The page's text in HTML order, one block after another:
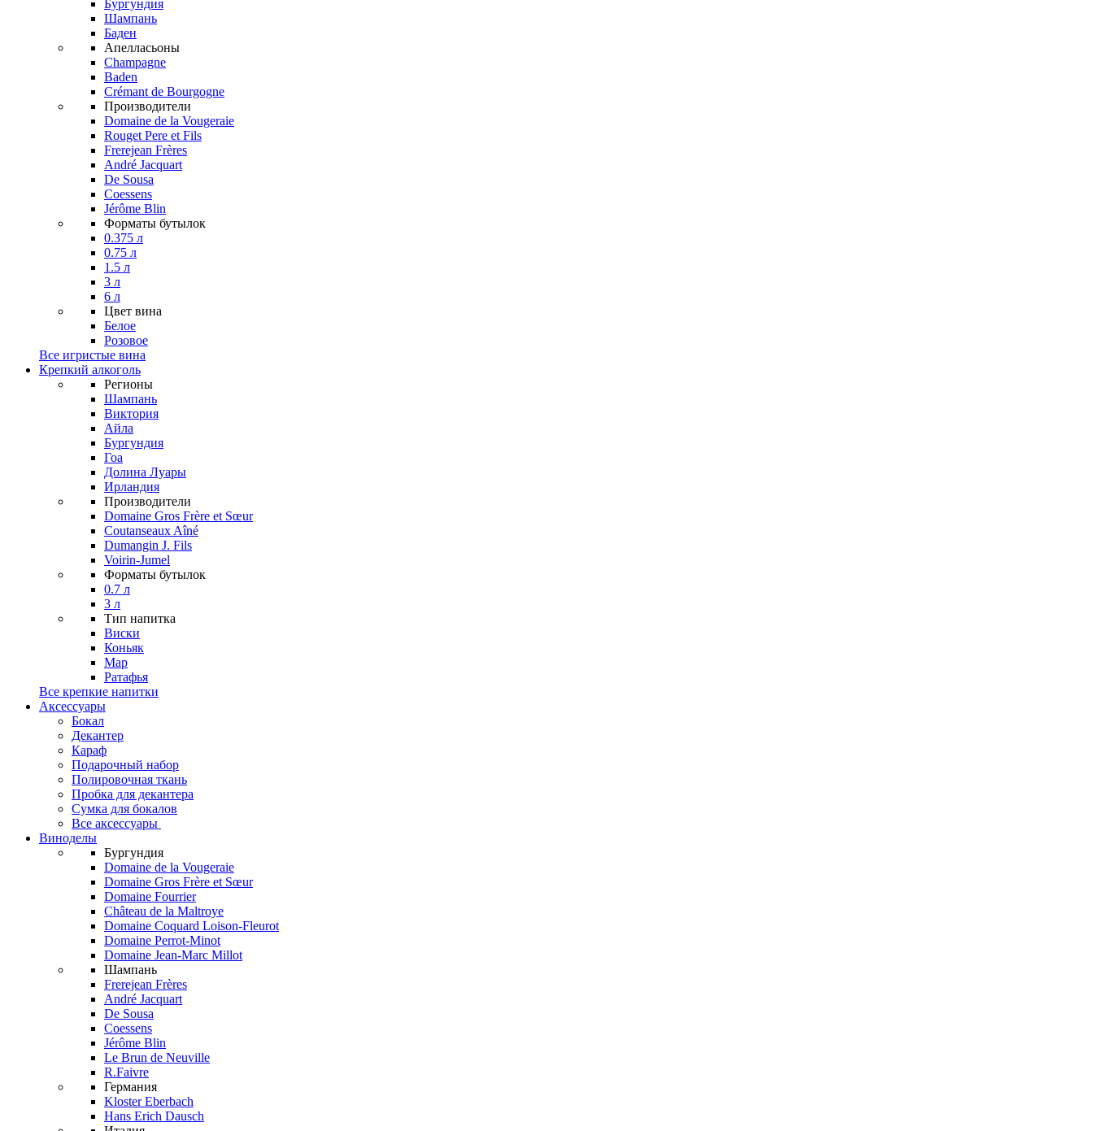
Бургундия
Шампань
Баден
Апелласьоны
Champagne
Baden
Crémant de Bourgogne
Производители
Domaine de la Vougeraie
Rouget Pere et Fils
Frerejean Frères
André Jacquart
De Sousa
Coessens
Jérôme Blin
Форматы бутылок
0.375 л
0.75 л
1.5 л
3 л
6 л
Цвет вина
Белое
Розовое
Все игристые вина
Крепкий алкоголь
Регионы
Шампань
Виктория
Айла
Бургундия
Гоа
Долина Луары
Ирландия
Производители
Domaine Gros Frère et Sœur
Coutanseaux Aîné
Dumangin J. Fils
Voirin-Jumel
Форматы бутылок
0.7 л
3 л
Тип напитка
Виски
Коньяк
Мар
Ратафья
Все крепкие напитки
Аксессуары
Бокал
Декантер
Караф
Подарочный набор
Полировочная ткань
Пробка для декантера
Сумка для бокалов
Все аксессуары
Виноделы
Бургундия
Domaine de la Vougeraie
Domaine Gros Frère et Sœur
Domaine Fourrier
Château de la Maltroye
Domaine Coquard Loison-Fleurot
Domaine Perrot-Minot
Domaine Jean-Marc Millot
Шампань
Frerejean Frères
André Jacquart
De Sousa
Coessens
Jérôme Blin
Le Brun de Neuville
R.Faivre
Германия
Kloster Eberbach
Hans Erich Dausch